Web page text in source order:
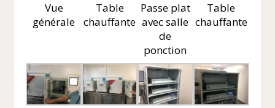
Vue
générale
Table
chauffante
Passe plat
avec salle
de
ponction
Table
chauffante